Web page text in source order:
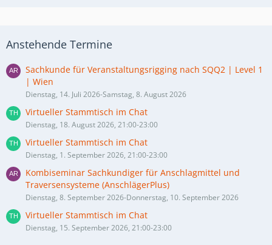
Anstehende Termine
Sachkunde für Veranstaltungsrigging nach SQQ2 | Level 1
| Wien
Dienstag, 14. Juli 2026-Samstag, 8. August 2026
Virtueller Stammtisch im Chat
Dienstag, 18. August 2026, 21:00-23:00
Virtueller Stammtisch im Chat
Dienstag, 1. September 2026, 21:00-23:00
Kombiseminar Sachkundiger für Anschlagmittel und
Traversensysteme (AnschlägerPlus)
Dienstag, 8. September 2026-Donnerstag, 10. September 2026
Virtueller Stammtisch im Chat
Dienstag, 15. September 2026, 21:00-23:00